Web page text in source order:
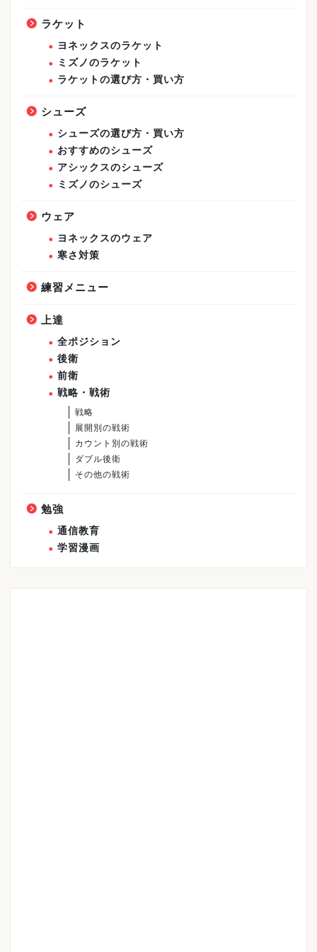
ラケット
ヨネックスのラケット
ミズノのラケット
ラケットの選び方・買い方
シューズ
シューズの選び方・買い方
おすすめのシューズ
アシックスのシューズ
ミズノのシューズ
ウェア
ヨネックスのウェア
寒さ対策
練習メニュー
上達
全ポジション
後衛
前衛
戦略・戦術
戦略
展開別の戦術
カウント別の戦術
ダブル後衛
その他の戦術
勉強
通信教育
学習漫画